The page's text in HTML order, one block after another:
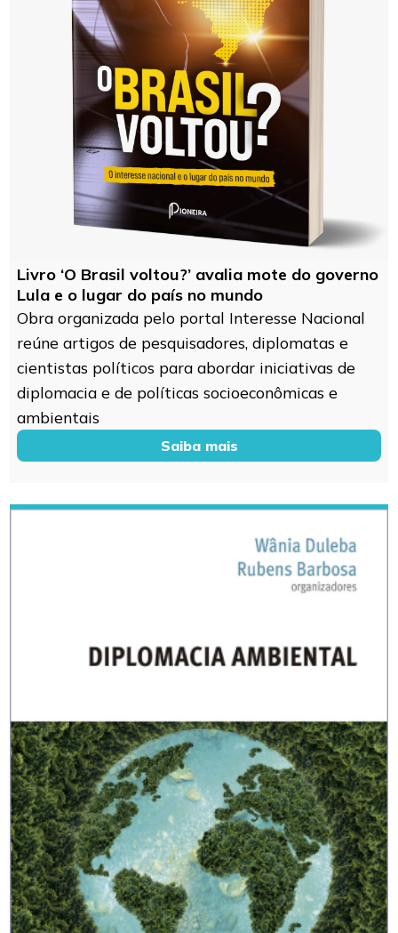
Livro ‘O Brasil voltou?’ avalia mote do governo
Lula e o lugar do país no mundo
Obra organizada pelo portal Interesse Nacional
reúne artigos de pesquisadores, diplomatas e
cientistas políticos para abordar iniciativas de
diplomacia e de políticas socioeconômicas e
ambientais
Saiba mais